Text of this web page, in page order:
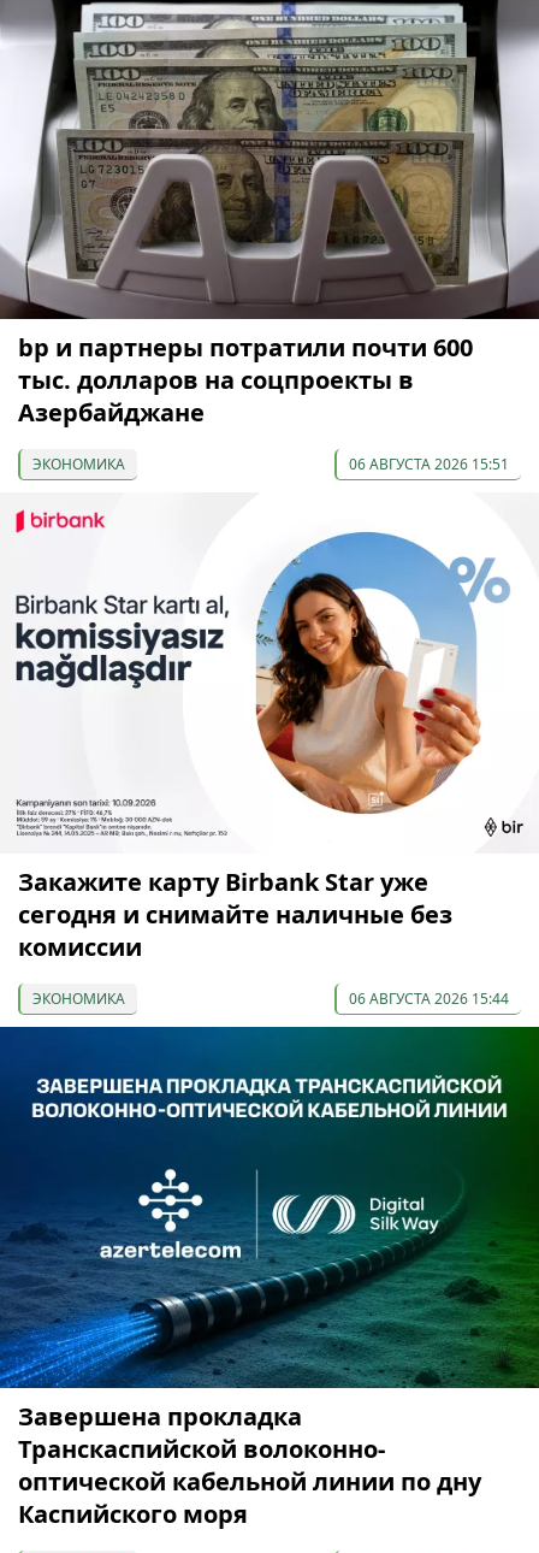
bp и партнеры потратили почти 600
тыс. долларов на соцпроекты в
Азербайджане
ЭКОНОМИКА 06 АВГУСТА 2026 15:51
Закажите карту Birbank Star уже
сегодня и снимайте наличные без
комиссии
ЭКОНОМИКА 06 АВГУСТА 2026 15:44
Завершена прокладка
Транскаспийской волоконно-
оптической кабельной линии по дну
Каспийского моря